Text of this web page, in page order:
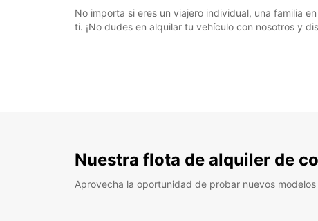
No importa si eres un viajero individual, una familia
ti. ¡No dudes en alquilar tu vehículo con nosotros y
Nuestra flota de alquiler de
Aprovecha la oportunidad de probar nuevos modelos